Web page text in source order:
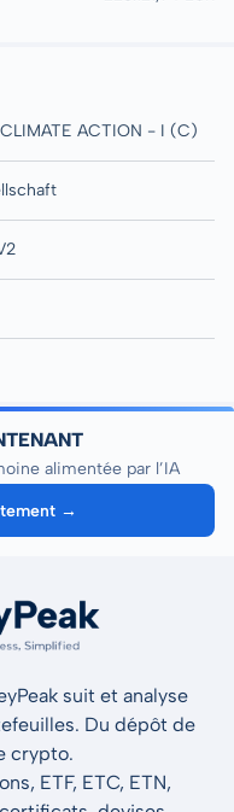
ACTION - I (C)
alimentée par l’IA
→
suit et analyse
Du dépôt de
crypto.
ETF, ETC, ETN,